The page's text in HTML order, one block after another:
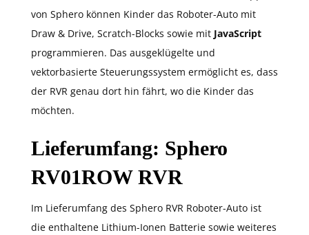
von Sphero können Kinder das Roboter-Auto mit
Draw & Drive, Scratch-Blocks sowie mit JavaScript
programmieren. Das ausgeklügelte und
vektorbasierte Steuerungssystem ermöglicht es, dass
der RVR genau dort hin fährt, wo die Kinder das
möchten.
Lieferumfang: Sphero
RV01ROW RVR
Im Lieferumfang des Sphero RVR Roboter-Auto ist
die enthaltene Lithium-Ionen Batterie sowie weiteres